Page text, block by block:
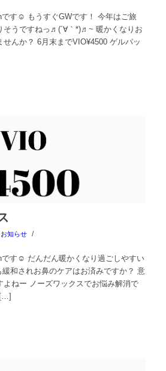
です☺︎ もうすぐGWです！ 今年はご旅
そうですねっ♬(´∀｀*)♬~ 暖かくなりお
んか？ 6月末までVIO¥4500 ゲルパッ
お知らせ /
です☺︎ だんだん暖かくなり過ごしやすい
和されお鼻のケアはお済みですか？ 意
よねー ノーズワックスでお悩み解消で
[…]